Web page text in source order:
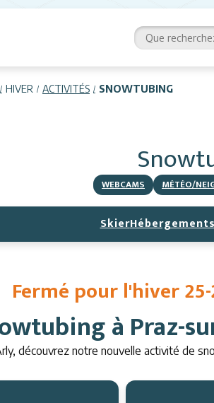
HIVER ACTIVITÉS SNOWTUBING
WEBCAMS MÉTÉO/
Skier
Fermé pour l'hiver
à Praz-
découvrez notre nouvelle activité de